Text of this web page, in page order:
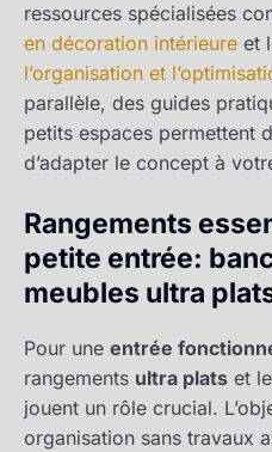
ressources spécialisées
en décoration intérieure et
l’organisation et
parallèle, des guides
petits espaces permettent
d’adapter le concept à
Rangements
petite entrée:
meubles ultra
Pour une entrée
rangements ultra plats et
jouent un rôle crucial.
organisation sans travaux